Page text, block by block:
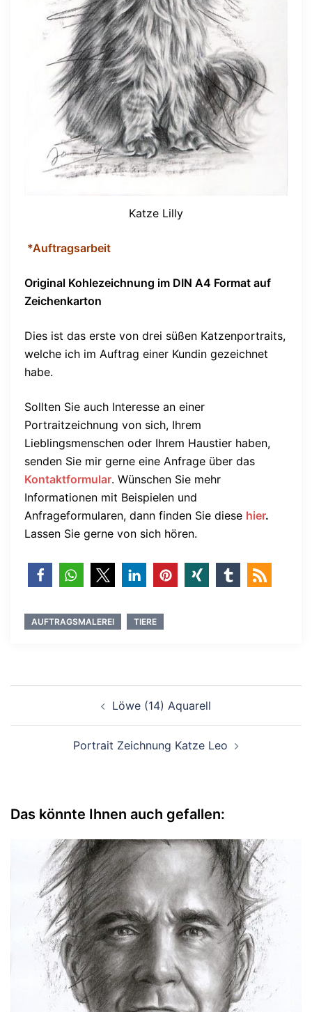
Katze Lilly
*Auftragsarbeit
Original Kohlezeichnung im DIN A4 Format auf
Zeichenkarton
Dies ist das erste von drei süßen Katzenportraits,
welche ich im Auftrag einer Kundin gezeichnet
habe.
Sollten Sie auch Interesse an einer
Portraitzeichnung von sich, Ihrem
Lieblingsmenschen oder Ihrem Haustier haben,
senden Sie mir gerne eine Anfrage über das
Kontaktformular. Wünschen Sie mehr
Informationen mit Beispielen und
Anfrageformularen, dann finden Sie diese hier.
Lassen Sie gerne von sich hören.
AUFTRAGSMALEREI TIERE
Löwe (14) Aquarell
Portrait Zeichnung Katze Leo
Das könnte Ihnen auch gefallen: